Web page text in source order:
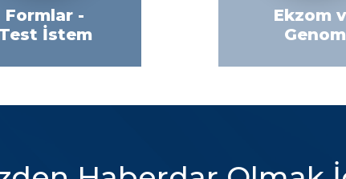
Formlar -
İstem
Ekzom
Genom